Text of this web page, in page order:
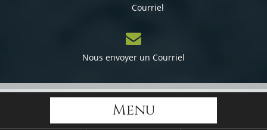
Courriel
Nous envoyer un Courriel
Menu